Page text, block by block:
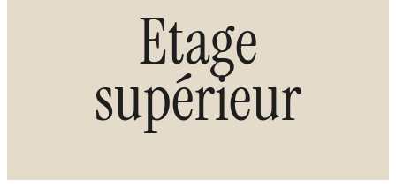
Etage
supérieur